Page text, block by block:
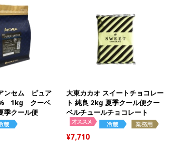
ンセム ピュア
1kg クーベ
クール便
大東カカオ スイートチョコレー
ト 純良 2kg 夏季クール便クー
ベルチュールチョコレート
7,710
グルテン
すべて見る
すべて見る
ココア
トッピング用チョコレー
ト、チョコシロップ
すべて見る
ナッツ加工品
すべて見る
セミドライフルーツ
漬け込みフルーツ
缶詰
ジャム、スプレッド、ソ
ース
ースト
果汁
すべて見る
いも
栗
かぼちゃ
その他の野菜、野菜加工
品
モルトパウダー
イースト
天然酵母
リキュール類
ゼラチン
ペクチン
ゲル化剤(増粘多糖類)
すべて見る
和菓子の粉
わらび粉
きな粉、抹茶、お茶
エッセンス、香料
色素